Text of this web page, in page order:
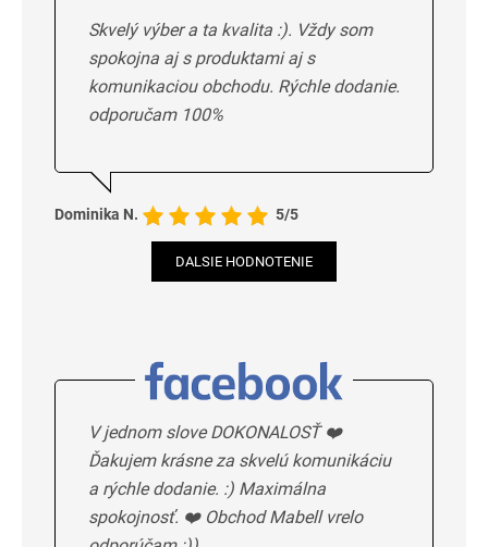
Skvelý výber a ta kvalita :). Vždy som
spokojna aj s produktami aj s
komunikaciou obchodu. Rýchle dodanie.
odporučam 100%
Dominika N. 5/5
DALSIE HODNOTENIE
V jednom slove DOKONALOSŤ ❤️
Ďakujem krásne za skvelú komunikáciu
a rýchle dodanie. :) Maximálna
spokojnosť. ❤️ Obchod Mabell vrelo